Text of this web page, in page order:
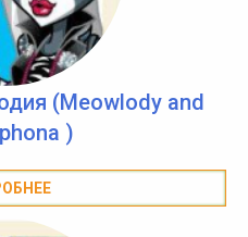
(Meowlody and
)